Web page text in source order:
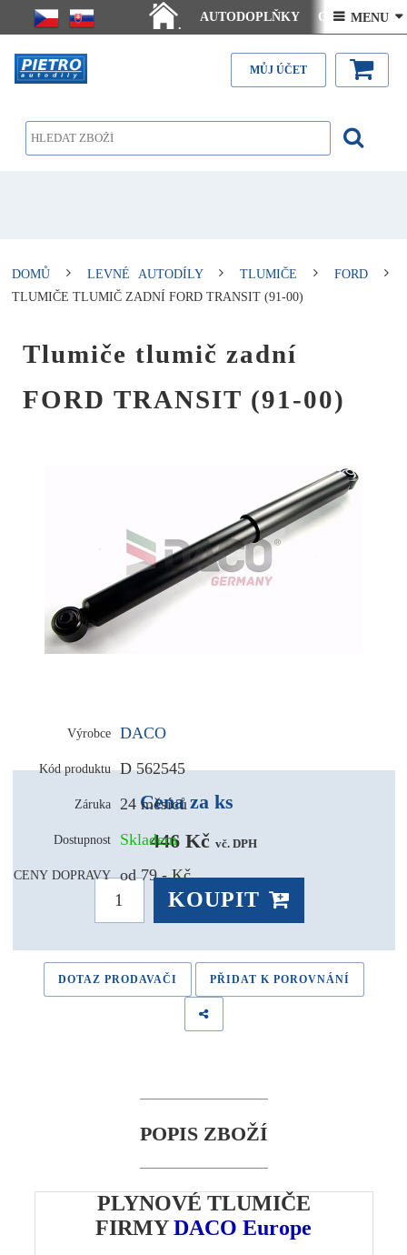
.
AUTODOPLŇKY Ceny doručení
Články - návody Kontakt
 MENU 
MŮJ ÚČET
DOMŮ LEVNÉ AUTODÍLY TLUMIČE
FORD
TLUMIČE TLUMIČ ZADNÍ FORD TRANSIT (91-00)
Tlumiče tlumič zadní
FORD TRANSIT (91-00)
Výrobce DACO
Kód produktu D 562545
Záruka 24 měsíců
Dostupnost Skladem
CENY DOPRAVY od 79,- Kč
Cena za ks
446 Kč vč. DPH
KOUPIT
DOTAZ PRODAVAČI PŘIDAT K POROVNÁNÍ
POPIS ZBOŽÍ
PLYNOVÉ TLUMIČE
FIRMYDACO Europe